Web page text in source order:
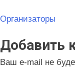
по
записям
Организаторы
Добавить
Ваш e-mail не